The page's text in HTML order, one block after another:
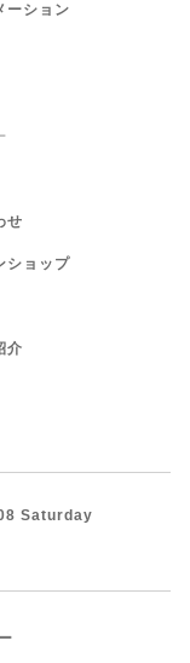
ーション
せ
ショップ
介
Saturday